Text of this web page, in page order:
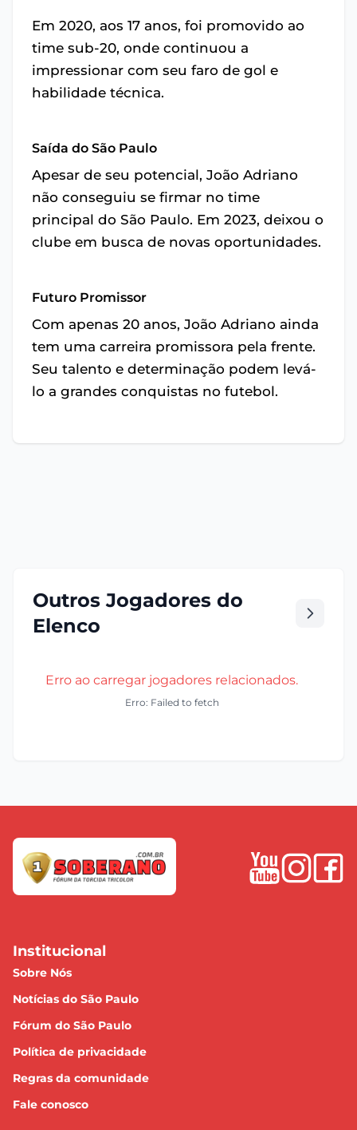
Em 2020, aos 17 anos, foi promovido ao
time sub-20, onde continuou a
impressionar com seu faro de gol e
habilidade técnica.
Saída do São Paulo
Apesar de seu potencial, João Adriano
não conseguiu se firmar no time
principal do São Paulo. Em 2023, deixou o
clube em busca de novas oportunidades.
Futuro Promissor
Com apenas 20 anos, João Adriano ainda
tem uma carreira promissora pela frente.
Seu talento e determinação podem levá-
lo a grandes conquistas no futebol.
Outros Jogadores do
Elenco
Erro ao carregar jogadores relacionados.
Erro: Failed to fetch
Institucional
Sobre Nós
Notícias do São Paulo
Fórum do São Paulo
Política de privacidade
Regras da comunidade
Fale conosco